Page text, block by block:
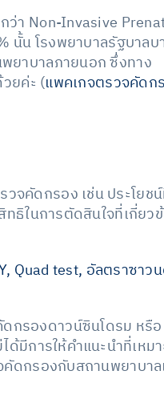
ว่า Non-Invasive
นั้น โรงพยาบาลรัฐบาลบ
ยาบาลภายนอก ซึ่งทาง
ยค่ะ (แพคเกจตรวจคัดก
จคัดกรอง เช่น ประโยช
ธิในการตัดสินใจที่เกี่ยว
Quad test, อัลตราซาว
กรองดาวน์ซินโดรม หรือ
มีการให้คำแนะนำที่เหม
คัดกรองกับสถานพยาบา